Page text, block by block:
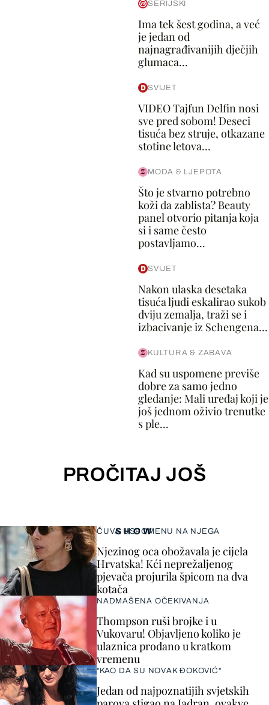
SERIJSKI
Ima tek šest godina, a već
je jedan od
najnagrađivanijih dječjih
glumaca...
SVIJET
VIDEO Tajfun Delfin nosi
sve pred sobom! Deseci
tisuća bez struje, otkazane
stotine letova...
MODA & LJEPOTA
Što je stvarno potrebno
koži da zablista? Beauty
panel otvorio pitanja koja
si i same često
postavljamo...
SVIJET
Nakon ulaska desetaka
tisuća ljudi eskalirao sukob
dviju zemalja, traži se i
izbacivanje iz Schengena...
KULTURA & ZABAVA
Kad su uspomene previše
dobre za samo jedno
gledanje: Mali uređaj koji je
još jednom oživio trenutke
s ple...
PROČITAJ JOŠ
SHOW
ČUVA USPOMENU NA NJEGA
Njezinog oca obožavala je cijela
Hrvatska! Kći neprežaljenog
pjevača projurila špicom na dva
kotača
NADMAŠENA OČEKIVANJA
Thompson ruši brojke i u
Vukovaru! Objavljeno koliko je
ulaznica prodano u kratkom
vremenu
"KAO DA SU NOVAK ĐOKOVIĆ"
Jedan od najpoznatijih svjetskih